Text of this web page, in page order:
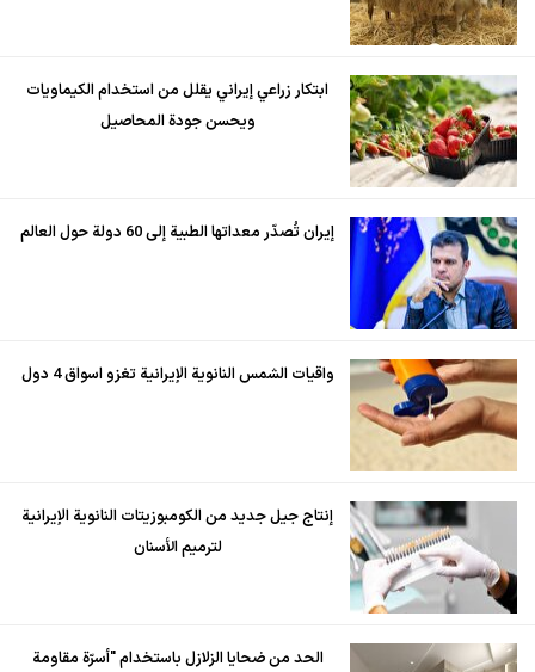
ابتكار زراعي إيراني يقلل من استخدام الكيماويات
ويحسن جودة المحاصيل
إيران تُصدّر معداتها الطبية إلى 60 دولة حول العالم
واقيات الشمس النانوية الإيرانية تغزو اسواق 4 دول
إنتاج جيل جديد من الكومبوزيتات النانوية الإيرانية
لترميم الأسنان
الحد من ضحايا الزلازل باستخدام "أسرّة مقاومة